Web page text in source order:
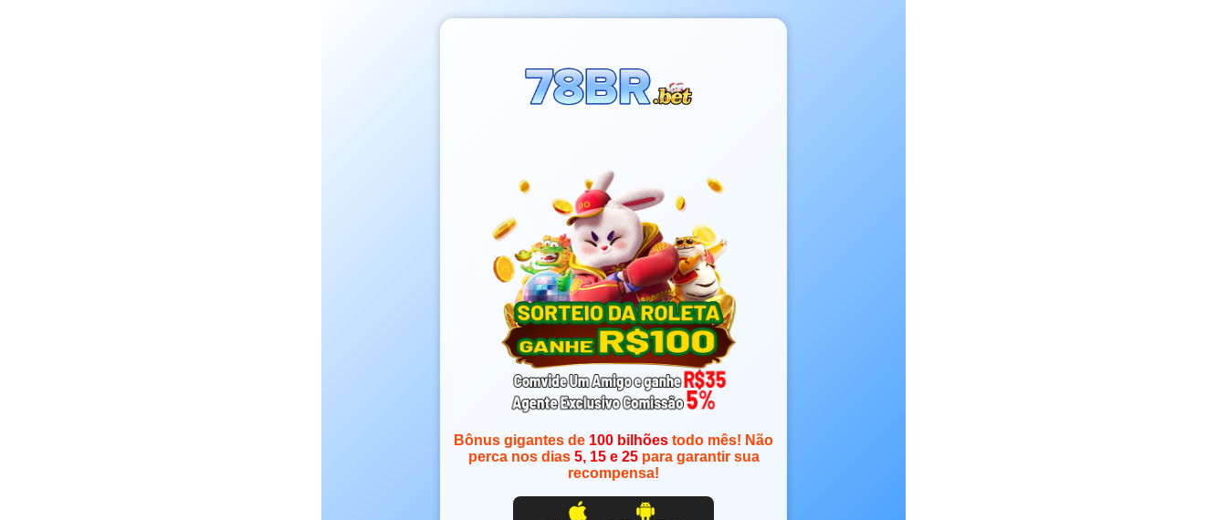
Bônus gigantes de 100 bilhões todo mês! Não
perca nos dias 5, 15 e 25para garantir sua
recompensa!